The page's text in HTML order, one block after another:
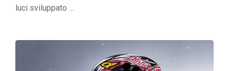
luci sviluppato …